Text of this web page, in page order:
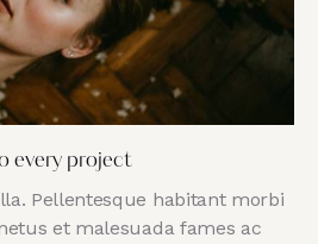
every project
Pellentesque habitant morbi
et malesuada fames ac